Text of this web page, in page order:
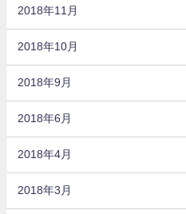
2018年11月
2018年10月
2018年9月
2018年6月
2018年4月
2018年3月